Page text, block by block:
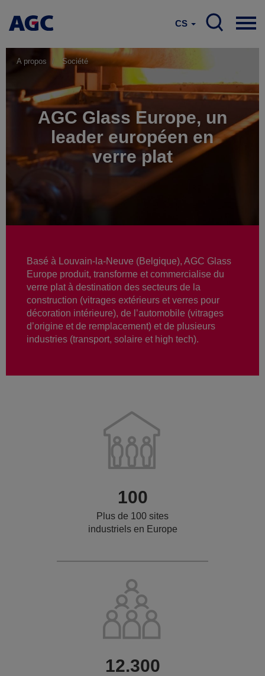
CS
A propos Société
AGC Glass Europe, un
leader européen en
verre plat
Basé à Louvain-la-Neuve (Belgique), AGC Glass
Europe produit, transforme et commercialise du
verre plat à destination des secteurs de la
construction (vitrages extérieurs et verres pour
décoration intérieure), de l’automobile (vitrages
d’origine et de remplacement) et de plusieurs
industries (transport, solaire et high tech).
100
Plus de 100 sites
industriels en Europe
12.300